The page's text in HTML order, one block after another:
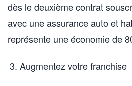
dès le deuxième contrat
avec une assurance auto et
représente une économie de
Augmentez votre franchise